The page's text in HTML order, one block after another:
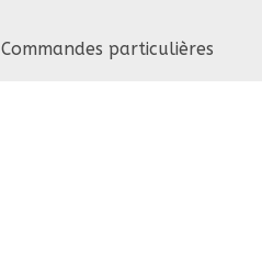
Commandes particulières